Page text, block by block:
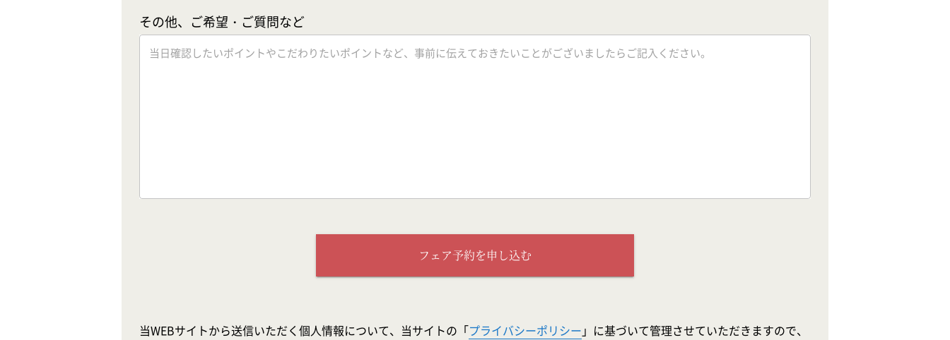
その他、ご希望・ご質問など
フェア予約を申し込む
当WEBサイトから送信いただく個人情報について、当サイトの「プライバシーポリシー 」に基づいて管理させていただきますので、